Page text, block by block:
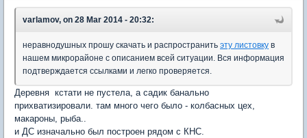
varlamov, on 28 Mar 2014 - 20:32:
неравнодушных прошу скачать и распространить эту листовку в
нашем микрорайоне с описанием всей ситуации. Вся информация
подтверждается ссылками и легко проверяется.
Деревня кстати не пустела, а садик банально
прихватизировали. там много чего было - колбасных цех,
макароны, рыба..
и ДС изначально был построен рядом с КНС.